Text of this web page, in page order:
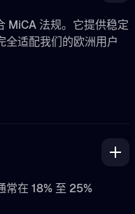
MiCA 法规。它提供稳定
全适配我们的欧洲用户
常在 18% 至 25%